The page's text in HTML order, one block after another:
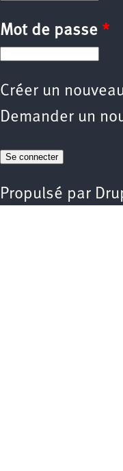
Mot de passe *
Créer un
Demander un
Propulsé par